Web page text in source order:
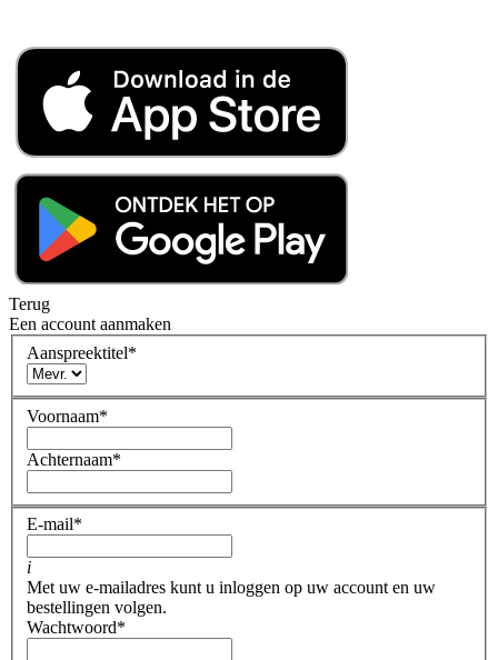
Terug
Een account aanmaken
Aanspreektitel*
Voornaam*
Achternaam*
E-mail*
i
Met uw e-mailadres kunt u inloggen op uw account en uw
bestellingen volgen.
Wachtwoord*